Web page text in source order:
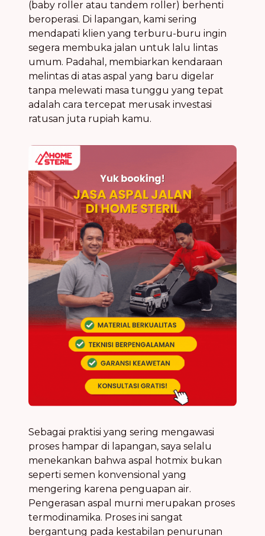
(baby roller atau tandem roller) berhenti
beroperasi. Di lapangan, kami sering
mendapati klien yang terburu-buru ingin
segera membuka jalan untuk lalu lintas
umum. Padahal, membiarkan kendaraan
melintas di atas aspal yang baru digelar
tanpa melewati masa tunggu yang tepat
adalah cara tercepat merusak investasi
ratusan juta rupiah kamu.
Sebagai praktisi yang sering mengawasi
proses hampar di lapangan, saya selalu
menekankan bahwa aspal hotmix bukan
seperti semen konvensional yang
mengering karena penguapan air.
Pengerasan aspal murni merupakan proses
termodinamika. Proses ini sangat
bergantung pada kestabilan penurunan